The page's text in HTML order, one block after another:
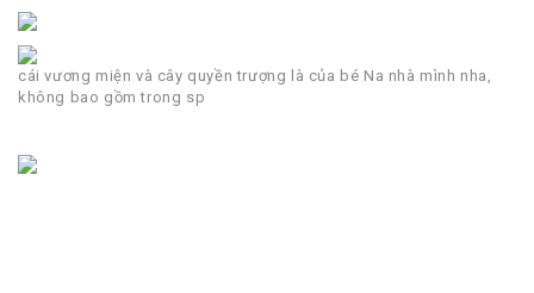
cái vương miện và cây quyền trượng là của bé Na nhà mình nha,
không bao gồm trong sp